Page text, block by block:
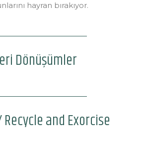
hayran bırakıyor.
Dönüşümler
Recycle and Exorcise